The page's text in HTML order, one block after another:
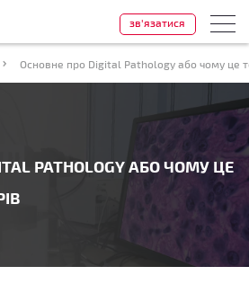
Основне про Digital Pathology або чому це
PATHOLOGY АБО ЧОМУ ЦЕ
зв'язатися